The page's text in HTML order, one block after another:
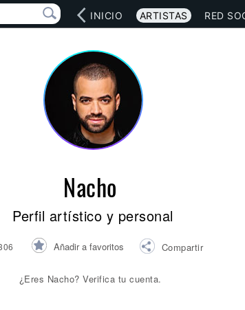
INICIO ARTISTAS RED
Nacho
Perfil artístico y personal
Añadir a favoritos Compartir
¿Eres Nacho? Verifica tu cuenta.